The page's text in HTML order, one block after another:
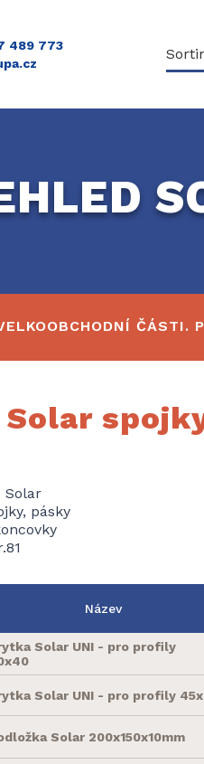
489 773
ČÁSTI.
Název
Solar UNI - pro profily
Solar UNI - pro profily
Solar 200x150x10mm